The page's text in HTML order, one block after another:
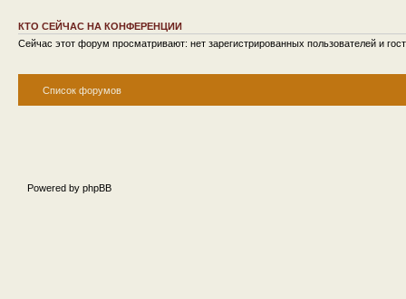
КТО СЕЙЧАС НА КОНФЕРЕНЦИИ
Сейчас этот форум просматривают: нет зарегистрированных пользователей и
Список форумов
Powered by phpBB